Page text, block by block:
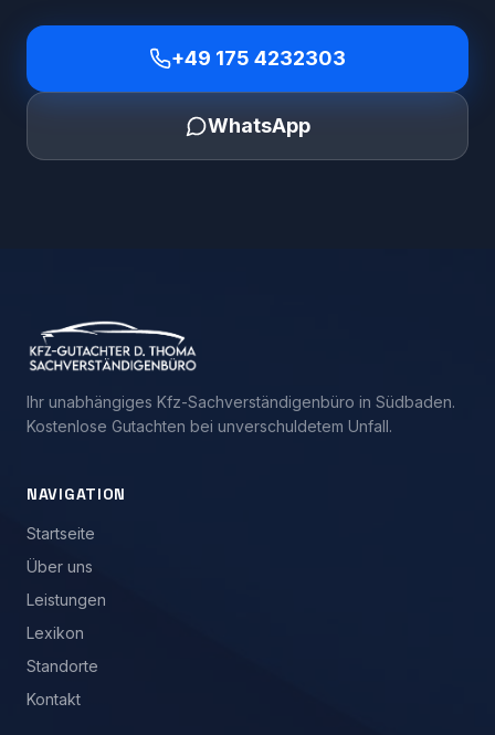
+49 175 4232303
WhatsApp
Ihr unabhängiges Kfz-Sachverständigenbüro in Südbaden.
Kostenlose Gutachten bei unverschuldetem Unfall.
NAVIGATION
Startseite
Über uns
Leistungen
Lexikon
Standorte
Kontakt